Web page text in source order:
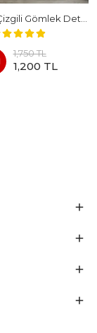
1,750 TL
1,200 TL